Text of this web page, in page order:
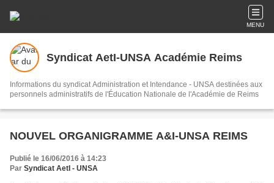
MENU
Syndicat AetI-UNSA Académie Reims
Informations du syndicat Administration et Intendance - UNSA destinées aux
personnels administratifs de l'Éducation Nationale de l'Académie de Reims
NOUVEL ORGANIGRAMME A&I-UNSA REIMS
Publié le 16/06/2016 à 14:23
Par Syndicat AetI - UNSA